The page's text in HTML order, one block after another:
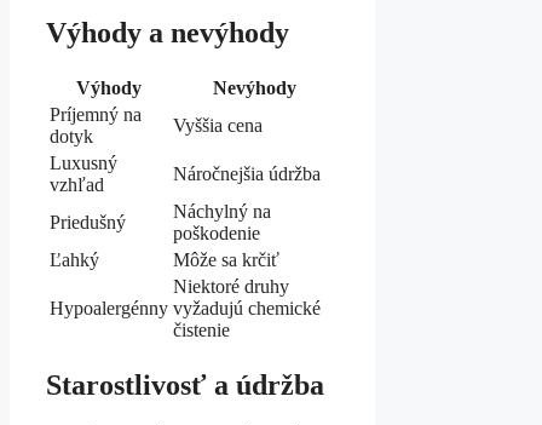
Výhody a nevýhody
Výhody
Nevýhody
Príjemný na
dotyk
Vyššia cena
Luxusný
vzhľad
Náročnejšia údržba
Priedušný
Náchylný na
poškodenie
Ľahký
Môže sa krčiť
Hypoalergénny
Niektoré druhy
vyžadujú chemické
čistenie
Starostlivosť a údržba